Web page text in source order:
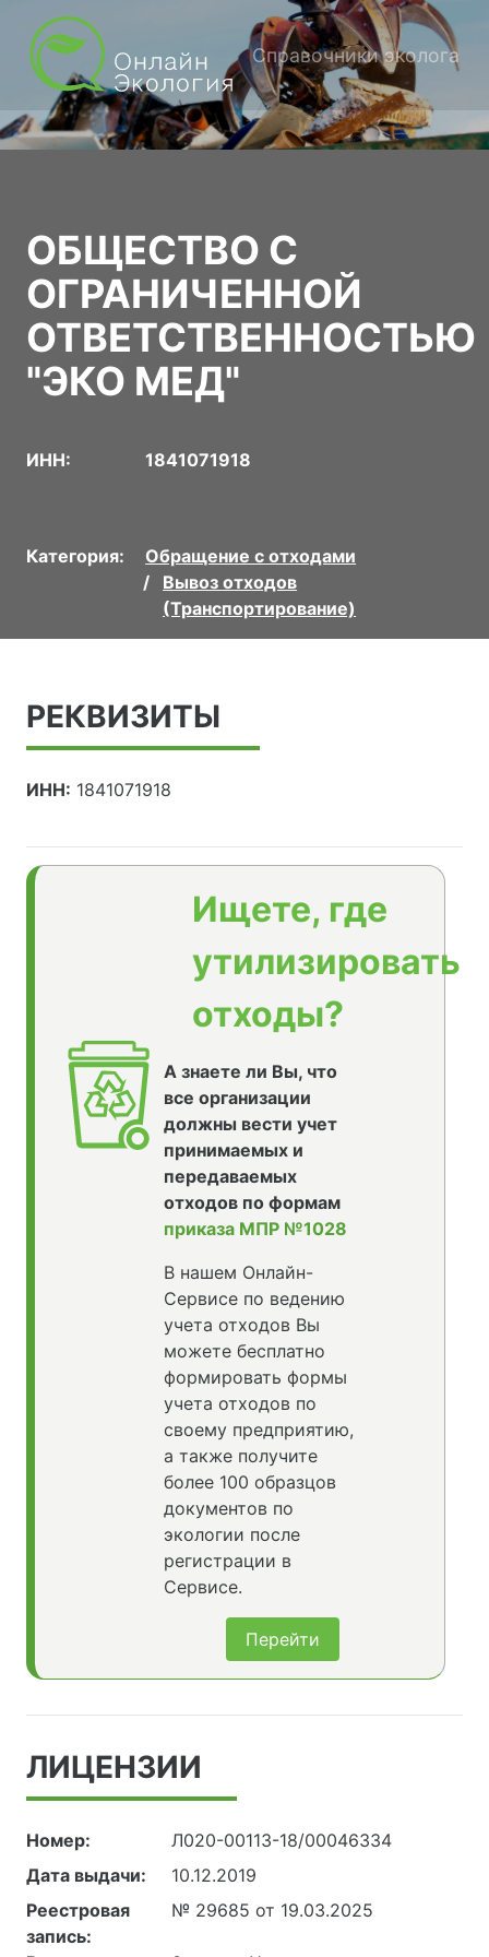
Справочники эколога
ОБЩЕСТВО С
ОГРАНИЧЕННОЙ
ОТВЕТСТВЕННОСТЬЮ
"ЭКО МЕД"
ИНН: 1841071918
Категория:
Обращение с отходами
Вывоз отходов
(Транспортирование)
РЕКВИЗИТЫ
ИНН: 1841071918
Ищете, где
утилизировать
отходы?
А знаете ли Вы, что
все организации
должны вести учет
принимаемых и
передаваемых
отходов по формам
приказа МПР №1028
В нашем Онлайн-
Сервисе по ведению
учета отходов Вы
можете бесплатно
формировать формы
учета отходов по
своему предприятию,
а также получите
более 100 образцов
документов по
экологии после
регистрации в
Сервисе.
Перейти
ЛИЦЕНЗИИ
Номер:
Л020-00113-18/00046334
Дата выдачи:
10.12.2019
Реестровая
запись:
№ 29685 от 19.03.2025